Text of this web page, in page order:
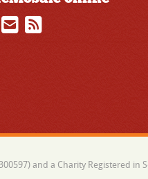
and a Charity Registered in